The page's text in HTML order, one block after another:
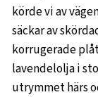
körde vi av
säckar av
korrugerade
lavendelolja i
utrymmet härs